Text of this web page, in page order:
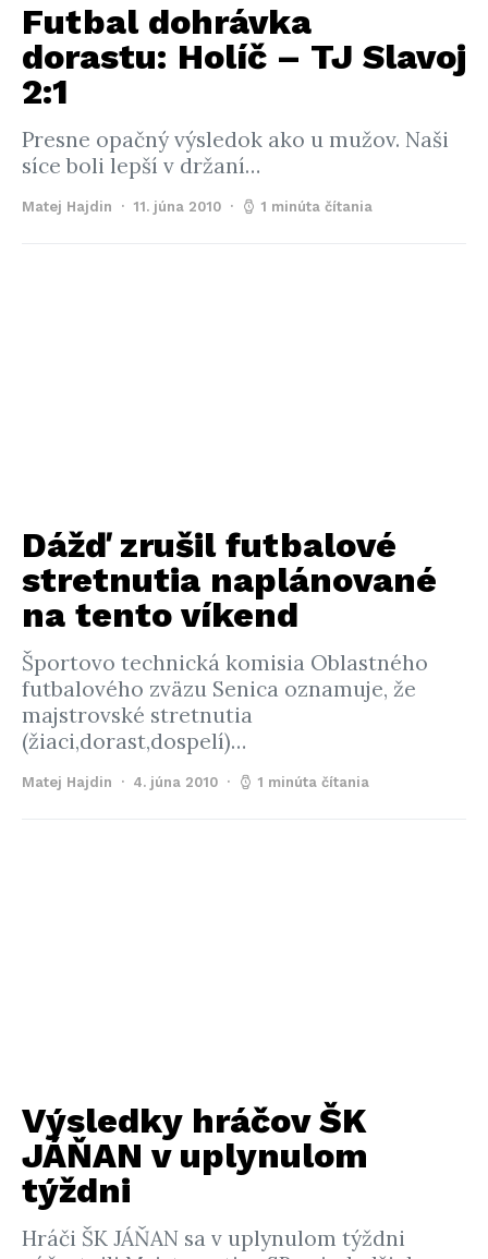
Futbal dohrávka
dorastu: Holíč – TJ Slavoj
2:1
Presne opačný výsledok ako u mužov. Naši
síce boli lepší v držaní…
Matej Hajdin 11. júna 2010 1 minúta čítania
Dážď zrušil futbalové
stretnutia naplánované
na tento víkend
Športovo technická komisia Oblastného
futbalového zväzu Senica oznamuje, že
majstrovské stretnutia
(žiaci,dorast,dospelí)…
Matej Hajdin 4. júna 2010 1 minúta čítania
Výsledky hráčov ŠK
JÁŇAN v uplynulom
týždni
Hráči ŠK JÁŇAN sa v uplynulom týždni